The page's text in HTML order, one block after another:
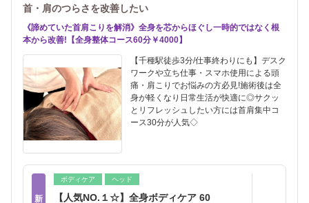
首・肩のつらさを改善したい
《諦めていた首肩こりを解消》全身を芯からほぐし一時的ではなく根
本から改善!【全身整体コース60分￥4000】
【千種駅徒歩3分/仕事終わりにも】デスク
ワークや立ち仕事・スマホ使用による頭
痛・肩こりでお悩みの方必見!施術後は全
身が軽くなり日常生活が快適に◎サクッ
とリフレッシュしたい方には首肩集中コ
ース30分が人気◇
新
ボディケア ヘッド
【人気NO.１☆】全身ボディケア 60